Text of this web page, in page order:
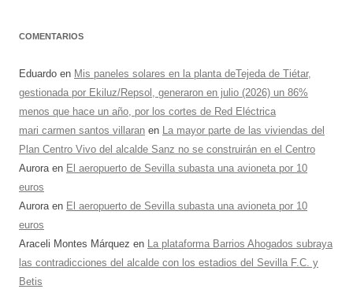
COMENTARIOS
Eduardo en Mis paneles solares en la planta deTejeda de Tiétar,
gestionada por Ekiluz/Repsol, generaron en julio (2026) un 86%
menos que hace un año, por los cortes de Red Eléctrica
mari carmen santos villaran en La mayor parte de las viviendas del
Plan Centro Vivo del alcalde Sanz no se construirán en el Centro
Auroraen El aeropuerto de Sevilla subasta una avioneta por 10
euros
Auroraen El aeropuerto de Sevilla subasta una avioneta por 10
euros
Araceli Montes Márquez en La plataforma Barrios Ahogados subraya
las contradicciones del alcalde con los estadios del Sevilla F.C. y
Betis